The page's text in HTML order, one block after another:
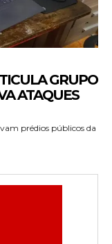
GRUPO
ATAQUES
prédios públicos da